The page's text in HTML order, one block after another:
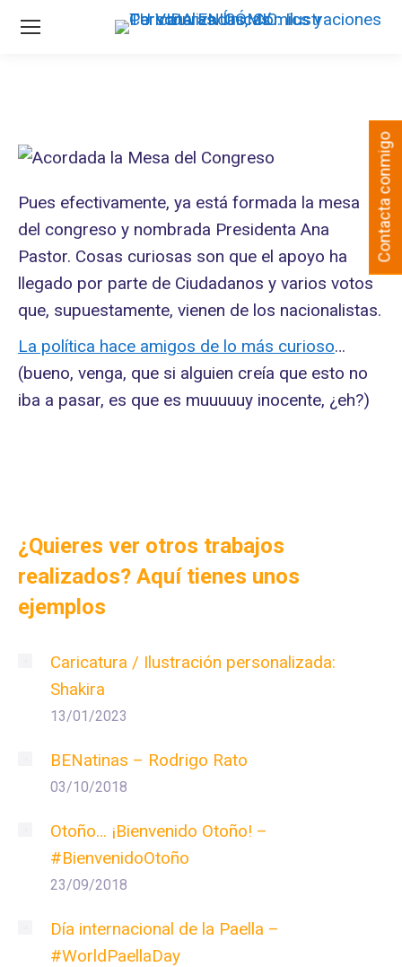
Pues efectivamente, ya está formada la mesa
del congreso y nombrada Presidenta Ana
Pastor. Cosas curiosas son que el apoyo ha
llegado por parte de Ciudadanos y varios votos
que, supuestamente, vienen de los nacionalistas.
La política hace amigos de lo más curioso…
(bueno, venga, que si alguien creía que esto no
iba a pasar, es que es muuuuuy inocente, ¿eh?)
¿Quieres ver otros trabajos
realizados? Aquí tienes unos
ejemplos
Caricatura / Ilustración personalizada:
Shakira
13/01/2023
BENatinas – Rodrigo Rato
03/10/2018
Otoño… ¡Bienvenido Otoño! –
#BienvenidoOtoño
23/09/2018
Día internacional de la Paella –
#WorldPaellaDay
Contacta conmigo